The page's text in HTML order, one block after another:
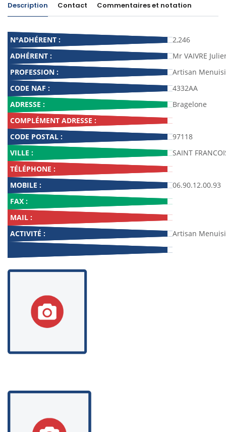
Description Contact Commentaires et notation
N°ADHÉRENT :
2,246
ADHÉRENT :
Mr VAIVRE
PROFESSION :
Artisan
CODE NAF :
4332AA
ADRESSE :
Bragelone
COMPLÉMENT ADRESSE :
CODE POSTAL :
97118
VILLE :
SAINT
TÉLÉPHONE :
MOBILE :
06.90.12.00.93
FAX :
MAIL :
ACTIVITÉ :
Artisan